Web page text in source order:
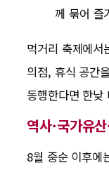
께 묶어 즐
먹거리 축제에
의점, 휴식 공간
동행한다면 한낮
역사·국가유
8월 중순 이후에